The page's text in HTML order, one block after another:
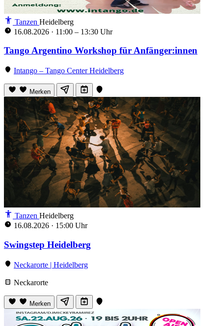
Tanzen Heidelberg
16.08.2026 · 11:00 – 13:30 Uhr
Tango Argentino Workshop für Anfänger:innen
Intango – Tango Center Heidelberg
Merken
Tanzen Heidelberg
16.08.2026 · 15:00 Uhr
Swingstep Heidelberg
Neckarorte | Heidelberg
Neckarorte
Merken